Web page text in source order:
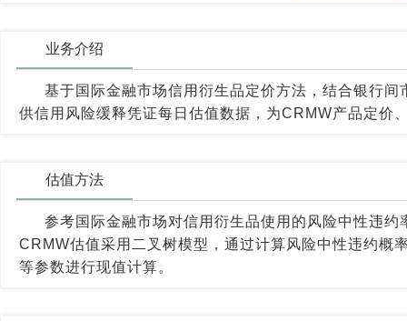
业务介绍
基于国际金融市场信用衍生品定价方法，结合银行
供信用风险缓释凭证每日估值数据，为CRMW产品定价
估值方法
参考国际金融市场对信用衍生品使用的风险中性违
CRMW估值采用二叉树模型，通过计算风险中性违约概
等参数进行现值计算。